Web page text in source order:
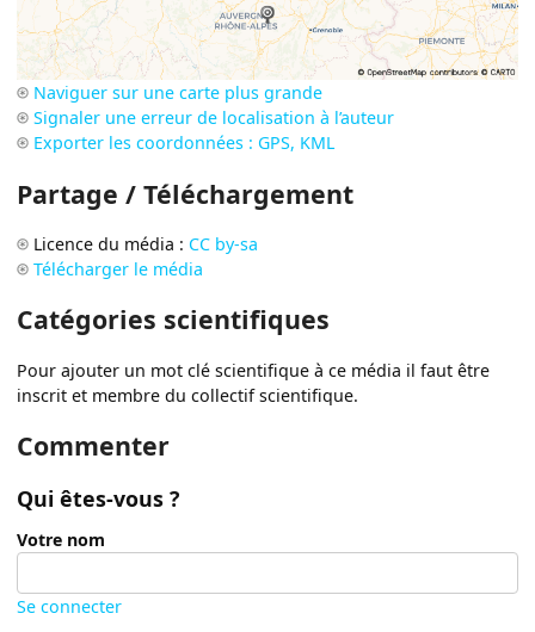
Naviguer sur une carte plus grande
Signaler une erreur de localisation à l’auteur
Exporter les coordonnées : GPS, KML
Partage / Téléchargement
Licence du média : CC by-sa
Télécharger le média
Catégories scientifiques
Pour ajouter un mot clé scientifique à ce média il faut être
inscrit et membre du collectif scientifique.
Commenter
Qui êtes-vous ?
Votre nom
Se connecter